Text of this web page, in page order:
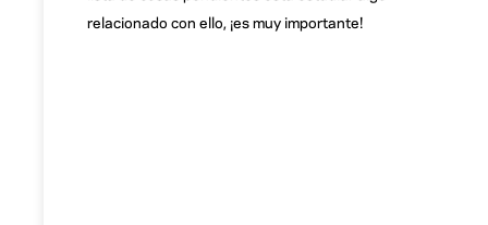
relacionado con ello, ¡es muy importante!